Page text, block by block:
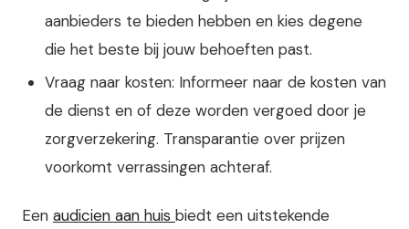
aanbieders te bieden hebben en kies degene
die het beste bij jouw behoeften past.
Vraag naar kosten: Informeer naar de kosten van
de dienst en of deze worden vergoed door je
zorgverzekering. Transparantie over prijzen
voorkomt verrassingen achteraf.
Een audicien aan huis biedt een uitstekende